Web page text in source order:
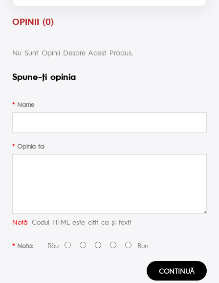
OPINII (0)
Nu Sunt Opinii Despre Acest Produs.
Spune-ţi opinia
Name
Opinia ta:
Notă: Codul HTML este citit ca şi text!
Nota:Rău Bun
CONTINUĂ